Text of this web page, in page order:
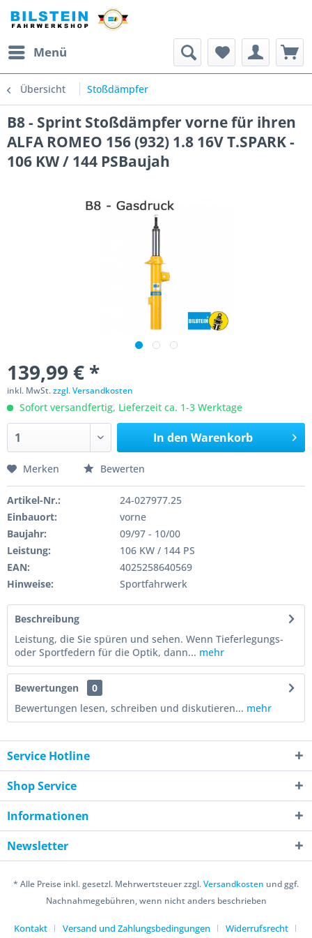
Menü
Übersicht Stoßdämpfer
B8 - Sprint Stoßdämpfer vorne für ihren
ALFA ROMEO 156 (932) 1.8 16V T.SPARK -
106 KW / 144 PSBaujah
139,99 € *
inkl. MwSt.zzgl. Versandkosten
Sofort versandfertig, Lieferzeit ca. 1-3 Werktage
In den Warenkorb
Merken Bewerten
Artikel-Nr.:
24-027977.25
Einbauort:
vorne
Baujahr:
09/97 - 10/00
Leistung:
106 KW / 144 PS
EAN:
4025258640569
Hinweise:
Sportfahrwerk
Beschreibung
Leistung, die Sie spüren und sehen. Wenn Tieferlegungs-
oder Sportfedern für die Optik, dann... mehr
Bewertungen
0
Bewertungen lesen, schreiben und diskutieren... mehr
Service Hotline
Shop Service
Informationen
Newsletter
* Alle Preise inkl. gesetzl. Mehrwertsteuer zzgl.Versandkosten und ggf.
Nachnahmegebühren, wenn nicht anders beschrieben
Kontakt Versand und Zahlungsbedingungen Widerrufsrecht